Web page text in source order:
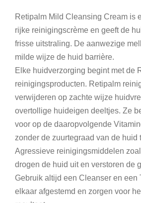
i
n
g
C
r
e
a
m
a
a
n
t
a
l
Retipalm Mild Cleansing Cream is
rijke reinigingscrème en geeft de
frisse uitstraling. De aanwezige
milde wijze de huid barrière.
Elke huidverzorging begint met de
reinigingsproducten. Retipalm
verwijderen op zachte wijze
overtollige huideigen deeltjes. Ze
voor op de daaropvolgende
zonder de zuurtegraad van de huid
Agressieve reinigingsmiddelen
drogen de huid uit en verstoren de
Gebruik altijd een Cleanser en een
elkaar afgestemd en zorgen voor